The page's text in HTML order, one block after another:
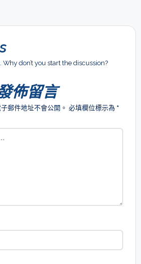
don’t you start the discussion?
佈留言
郵件地址不會公開。 必填欄位標示為 *